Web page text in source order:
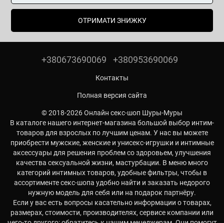
ОТРИМАТИ ЗНИЖКУ
+380673690069 +380953690069
Контакты
Полная версия сайта
© 2018-2026 Онлайн секс-шоп Шуры-Муры
В каталоге нашего интернет-магазина большой выбор интим-
товаров для взрослых по лучшим ценам. У нас вы можете
приобрести мужские, женские и унисекс-игрушки и интимные
аксессуары для решения проблем со здоровьем, улучшения
качества сексуальной жизни, мастурбации. В меню много
категорий интимных товаров, удобные фильтры, чтобы в
ассортименте секс-шопа удобно найти и заказать недорого
нужную модель для себя или на подарок партнёру.
Если у вас есть вопросы касательно информации о товарах,
размерах, стоимости, производителях, сервисе компании или